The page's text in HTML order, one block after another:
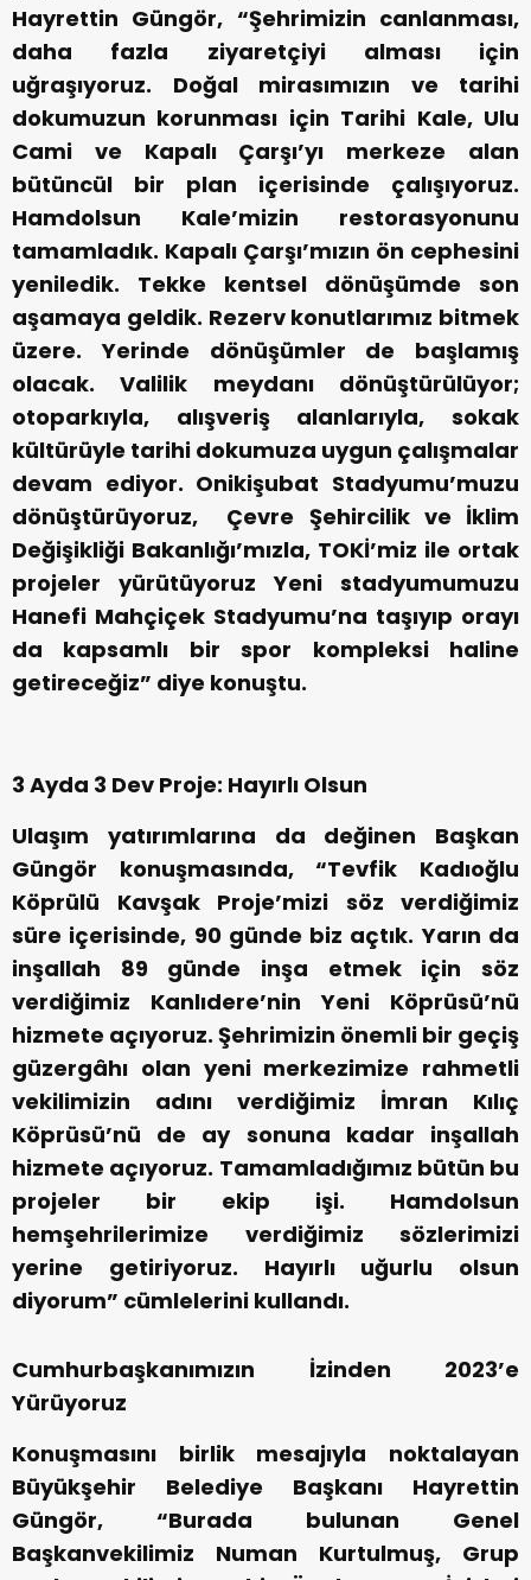
Hayrettin Güngör, “Şehrimizin canlanması,
daha fazla ziyaretçiyi alması için
uğraşıyoruz. Doğal mirasımızın ve tarihi
dokumuzun korunması için Tarihi Kale, Ulu
Cami ve Kapalı Çarşı’yı merkeze alan
bütüncül bir plan içerisinde çalışıyoruz.
Hamdolsun Kale’mizin restorasyonunu
tamamladık. Kapalı Çarşı’mızın ön cephesini
yeniledik. Tekke kentsel dönüşümde son
aşamaya geldik. Rezerv konutlarımız bitmek
üzere. Yerinde dönüşümler de başlamış
olacak. Valilik meydanı dönüştürülüyor;
otoparkıyla, alışveriş alanlarıyla, sokak
kültürüyle tarihi dokumuza uygun çalışmalar
devam ediyor. Onikişubat Stadyumu’muzu
dönüştürüyoruz, Çevre Şehircilik ve İklim
Değişikliği Bakanlığı’mızla, TOKİ’miz ile ortak
projeler yürütüyoruz Yeni stadyumumuzu
Hanefi Mahçiçek Stadyumu’na taşıyıp orayı
da kapsamlı bir spor kompleksi haline
getireceğiz” diye konuştu.
3 Ayda 3 Dev Proje: Hayırlı Olsun
Ulaşım yatırımlarına da değinen Başkan
Güngör konuşmasında, “Tevfik Kadıoğlu
Köprülü Kavşak Proje’mizi söz verdiğimiz
süre içerisinde, 90 günde biz açtık. Yarın da
inşallah 89 günde inşa etmek için söz
verdiğimiz Kanlıdere’nin Yeni Köprüsü’nü
hizmete açıyoruz. Şehrimizin önemli bir geçiş
güzergâhı olan yeni merkezimize rahmetli
vekilimizin adını verdiğimiz İmran Kılıç
Köprüsü’nü de ay sonuna kadar inşallah
hizmete açıyoruz. Tamamladığımız bütün bu
projeler bir ekip işi. Hamdolsun
hemşehrilerimize verdiğimiz sözlerimizi
yerine getiriyoruz. Hayırlı uğurlu olsun
diyorum” cümlelerini kullandı.
Cumhurbaşkanımızın İzinden 2023’e
Yürüyoruz
Konuşmasını birlik mesajıyla noktalayan
Büyükşehir Belediye Başkanı Hayrettin
Güngör, “Burada bulunan Genel
Başkanvekilimiz Numan Kurtulmuş, Grup